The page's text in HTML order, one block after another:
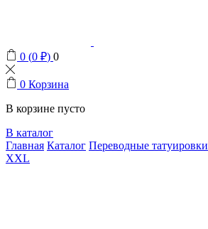
0 (0 ₽) 0
0 Корзина
В корзине пусто
В каталог
Главная Каталог Переводные татуировки
XXL